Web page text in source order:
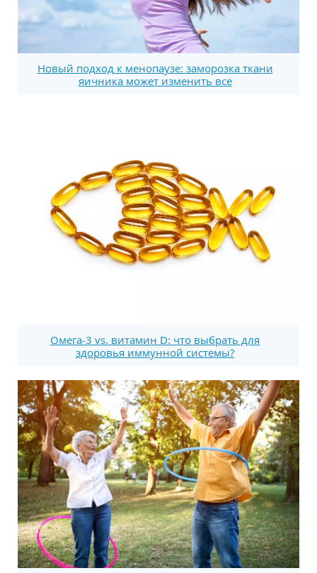
Новый подход к менопаузе: заморозка ткани
яичника может изменить все
Омега-3 vs. витамин D: что выбрать для
здоровья иммунной системы?